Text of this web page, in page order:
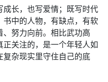
长，也写爱情；既写时代
中的人物，有缺点，有软
努力向前。相比武功高
关注的，是一个年轻人如
杂现实里守住自己的底